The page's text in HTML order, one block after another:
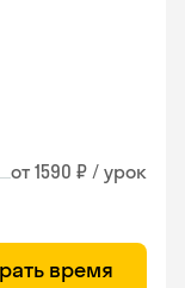
от 1590 ₽ / урок
время